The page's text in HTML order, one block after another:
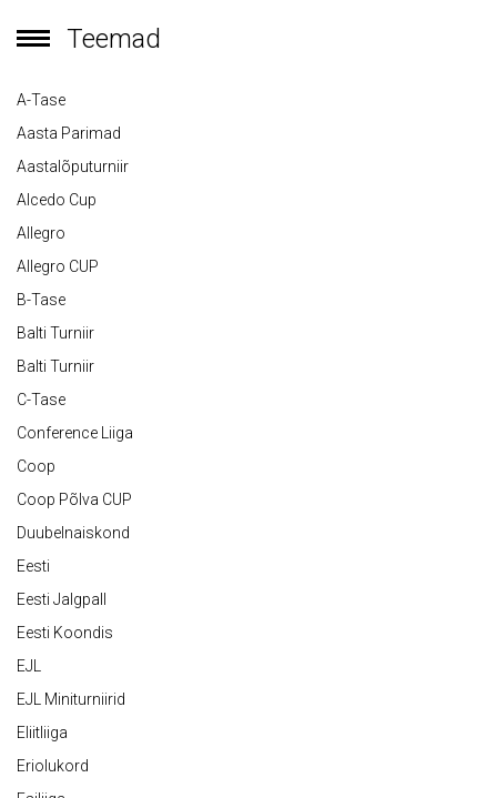
Teemad
A-Tase
Aasta Parimad
Aastalõputurniir
Alcedo Cup
Allegro
Allegro CUP
B-Tase
Balti Turniir
Balti Turniir
C-Tase
Conference Liiga
Coop
Coop Põlva CUP
Duubelnaiskond
Eesti
Eesti Jalgpall
Eesti Koondis
EJL
EJL Miniturniirid
Eliitliiga
Eriolukord